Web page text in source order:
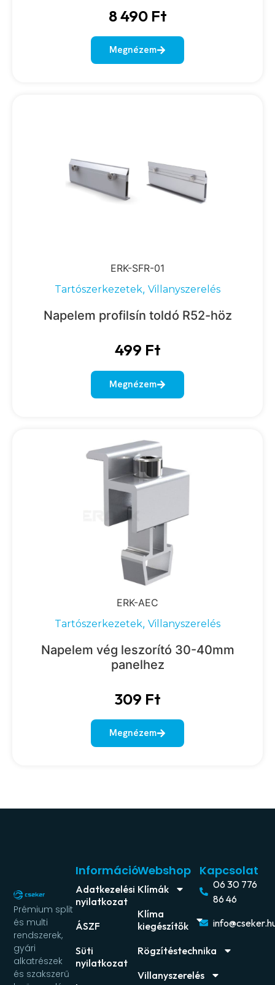
8 490 Ft
Megnézem
ERK-SFR-01
Tartószerkezetek, Villanyszerelés
Napelem profilsín toldó R52-höz
499 Ft
Megnézem
ERK-AEC
Tartószerkezetek, Villanyszerelés
Napelem vég leszorító 30-40mm
panelhez
309 Ft
Megnézem
Prémium split
és multi
rendszerek,
gyári
alkatrészek
és szakszerű
Webshop
Klímák
Klíma
kiegészítők
Rögzítéstechnika
Villanyszerelés
Információ
Adatkezelési
nyilatkozat
ÁSZF
Süti
nyilatkozat
Kapcsolat
06 30 776
86 46